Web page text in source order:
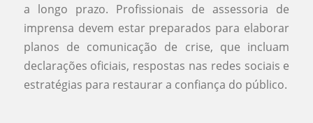
a longo prazo. Profissionais de assessoria de
imprensa devem estar preparados para elaborar
planos de comunicação de crise, que incluam
declarações oficiais, respostas nas redes sociais e
estratégias para restaurar a confiança do público.